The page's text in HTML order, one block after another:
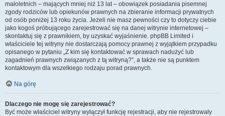
małoletnich – mających mniej niż 13 lat – obowiązek posiadania pisemnej
zgody rodziców lub opiekunów prawnych na zbieranie informacji prywatnych
od osób poniżej 13 roku życia. Jeżeli nie masz pewności czy to dotyczy ciebie
jako kogoś próbującego zarejestrować się na danej witrynie internetowej –
skontaktuj się z prawnikiem, by uzyskać wyjaśnienie. phpBB Limited i
właściciele tej witryny nie dostarczają pomocy prawnej z wyjątkiem przypadku
opisanego w pytaniu „Z kim się kontaktować w sprawach nadużyć lub
zagadnień prawnych związanych z tą witryną?”, a także nie są punktem
kontaktowym dla wszelkiego rodzaju porad prawnych.
Na górę
Dlaczego nie mogę się zarejestrować?
Być może właściciel witryny wyłączył funkcję rejestracji, aby nie rejestrowały